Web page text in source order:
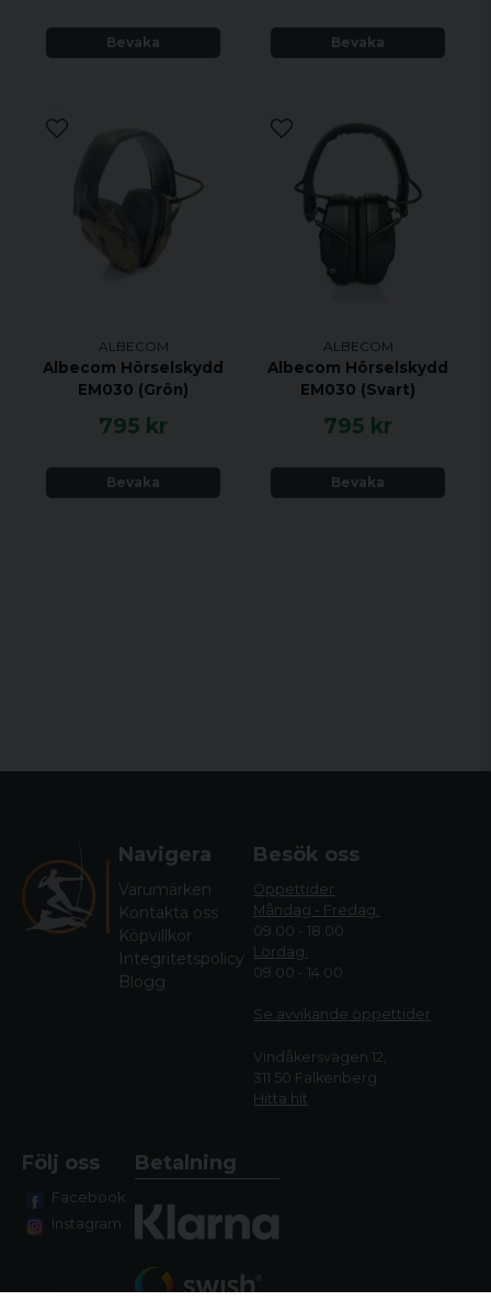
Bevaka Bevaka
ALBECOM
Albecom Hörselskydd
EM030 (Grön)
795 kr
Bevaka
ALBECOM
Albecom Hörselskydd
EM030 (Svart)
795 kr
Bevaka
Navigera
Varumärken
Kontakta oss
Köpvillkor
Integritetspolicy
Blogg
Besök oss
Öppettider
Måndag - Fredag:
09.00 - 18.00
Lördag:
09.00 - 14.00
Se avvikande öppettider
Vindåkersvägen 12,
311 50 Falkenberg
Hitta hit
Följ oss
Facebook
Instagram
Betalning